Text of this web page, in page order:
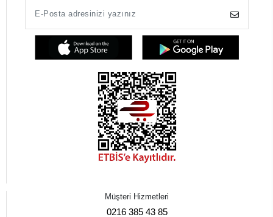
Müşteri Hizmetleri
0216 385 43 85